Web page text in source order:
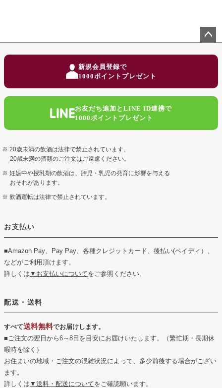
新規会員登録で
1000ポイントプレゼント
お友だち追加とLINE ID連携で
1000ポイントプレゼント
20歳未満の飲酒は法律で禁止されています。
20歳未満の酒類のご注文はご遠慮ください。
妊娠中や授乳期の飲酒は、胎児・乳児の発育に影響を与える
おそれがあります。
飲酒運転は法律で禁止されています。
お支払い
■Amazon Pay、Pay Pay、各種クレジットカード、後払い(ペイディ）、
などがご利用頂けます。
詳しくは ▼お支払いについてをご参照ください。
配送・送料
すべて送料無料でお届けします。
■ご注文の翌日から6～8日を目安にお届けいたします。（繁忙期・長期休
暇時を除く）
お住まいの地域・ご注文の混雑状況によって、多少前後する場合がござい
ます。
詳しくは ▼送料・配送についてをご確認願います。